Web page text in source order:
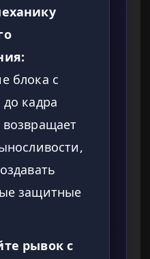
блока с
кадра
защитные
рывок с